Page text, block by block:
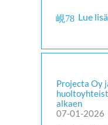
Lue
Projecta Oy
alkaen
07-01-2026